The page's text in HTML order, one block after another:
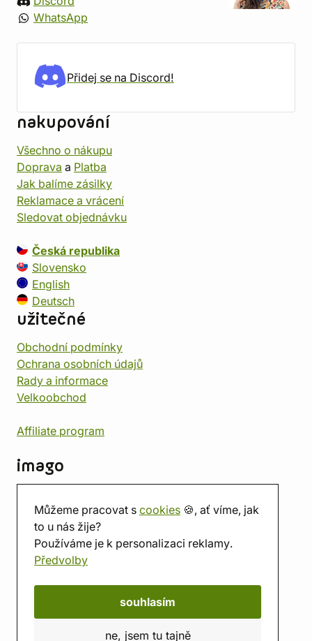
Můžeme pracovat s cookies 🍪, ať víme, jak
to u nás žije?
Používáme je k personalizaci reklamy.
Předvolby
souhlasím
ne, jsem tu tajně
WhatsApp
Přidej se na Discord!
nakupování
Všechno o nákupu
Doprava a Platba
Jak balíme zásilky
Reklamace a vrácení
Sledovat objednávku
Česká republika
Slovensko
English
Deutsch
užitečné
Obchodní podmínky
Ochrana osobních údajů
Rady a informace
Velkoobchod
Affiliate program
imago
Prodejna
Herna
O nás
Hodnocení obchodu